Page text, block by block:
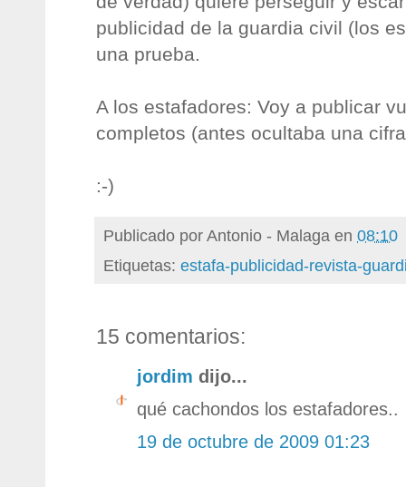
publicidad de la guardia civil (los
una prueba.
A los estafadores: Voy a publicar
completos (antes ocultaba una
:-)
Publicado porAntonio - Malaga en 08:10
Etiquetas: estafa-publicidad-revista-
15 comentarios:
jordim dijo...
qué cachondos los estafadores..
19 de octubre de 2009 01:23